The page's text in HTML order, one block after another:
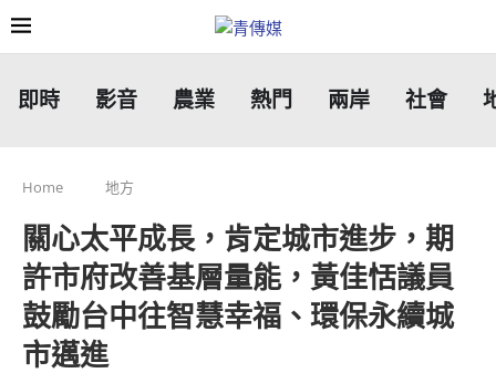
即時 影音 農業 熱門 兩岸 社會
Home 地方
關心太平成長，肯定城市進步，期
許市府改善基層量能，黃佳恬議員
鼓勵台中往智慧幸福、環保永續城
市邁進